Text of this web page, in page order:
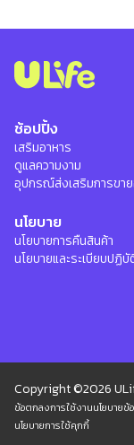
ช้อปปิ้ง
เสริมอาหาร
ดูแลความงาม
อุปกรณ์ส่งเสริมการขา
นโยบาย
นโยบายการคืนสินค้า
นโยบายและระเบียบปฏิบั
Copyright ©2026
ข้อตกลงการใช้งานนโยบาย
นโยบายการใช้คุกกี้